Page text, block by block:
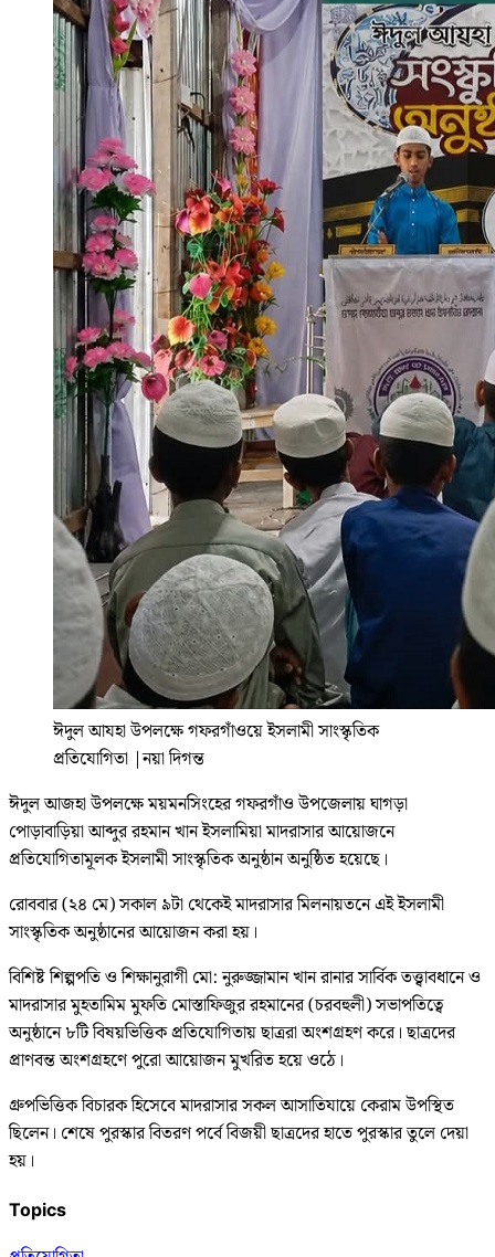
ঈদুল আযহা উপলক্ষে গফরগাঁওয়ে ইসলামী সাংস্কৃতিক
প্রতিযোগিতা |নয়া দিগন্ত
ঈদুল আজহা উপলক্ষে ময়মনসিংহের গফরগাঁও উপজেলায় ঘাগড়া
পোড়াবাড়িয়া আব্দুর রহমান খান ইসলামিয়া মাদরাসার আয়োজনে
প্রতিযোগিতামূলক ইসলামী সাংস্কৃতিক অনুষ্ঠান অনুষ্ঠিত হয়েছে।
রোববার (২৪ মে) সকাল ৯টা থেকেই মাদরাসার মিলনায়তনে এই ইসলামী
সাংস্কৃতিক অনুষ্ঠানের আয়োজন করা হয়।
বিশিষ্ট শিল্পপতি ও শিক্ষানুরাগী মো: নুরুজ্জামান খান রানার সার্বিক তত্ত্বাবধানে ও
মাদরাসার মুহতামিম মুফতি মোস্তাফিজুর রহমানের (চরবহুলী) সভাপতিত্বে
অনুষ্ঠানে ৮টি বিষয়ভিত্তিক প্রতিযোগিতায় ছাত্ররা অংশগ্রহণ করে। ছাত্রদের
প্রাণবন্ত অংশগ্রহণে পুরো আয়োজন মুখরিত হয়ে ওঠে।
গ্রুপভিত্তিক বিচারক হিসেবে মাদরাসার সকল আসাতিযায়ে কেরাম উপস্থিত
ছিলেন। শেষে পুরস্কার বিতরণ পর্বে বিজয়ী ছাত্রদের হাতে পুরস্কার তুলে দেয়া
হয়।
Topics